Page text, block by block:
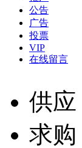
公告
广告
投票
VIP
在线留言
供应
求购